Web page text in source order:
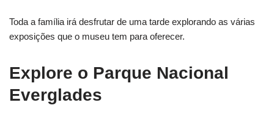
Toda a família irá desfrutar de uma tarde explorando as várias
exposições que o museu tem para oferecer.
Explore o Parque Nacional
Everglades